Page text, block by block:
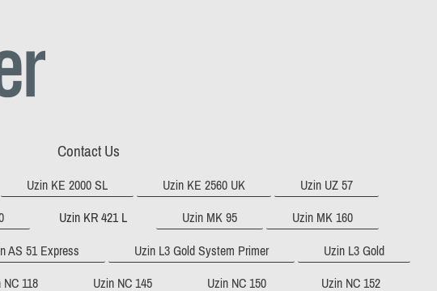
Contact Us
Uzin KE 2000 SL Uzin KE 2560 UK Uzin UZ 57
Uzin KR 421 L Uzin MK 95 Uzin MK 160
AS 51 Express Uzin L3 Gold System Primer Uzin L3 Gold
NC 118 Uzin NC 145 Uzin NC 150 Uzin NC 152